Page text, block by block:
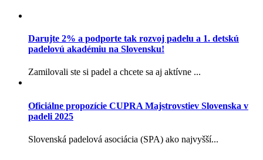
Darujte 2% a podporte tak rozvoj padelu a 1. detskú
padelovú akadémiu na Slovensku!
Zamilovali ste si padel a chcete sa aj aktívne ...
Oficiálne propozície CUPRA Majstrovstiev Slovenska v
padeli 2025
Slovenská padelová asociácia (SPA) ako najvyšší...